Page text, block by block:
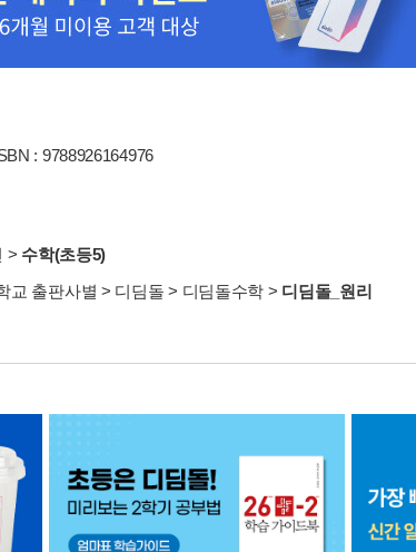
: 9788926164976
> 수학(초등5)
교 출판사별 > 디딤돌 > 디딤돌수학 > 디딤돌_원리